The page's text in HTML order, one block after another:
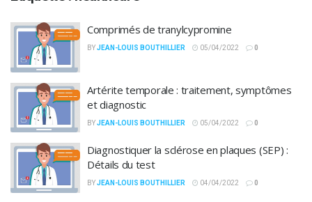
Comprimés de tranylcypromine
BYJEAN-LOUIS BOUTHILLIER 05/04/2022 0
Artérite temporale : traitement, symptômes
et diagnostic
BYJEAN-LOUIS BOUTHILLIER 05/04/2022 0
Diagnostiquer la sclérose en plaques (SEP) :
Détails du test
BYJEAN-LOUIS BOUTHILLIER 04/04/2022 0